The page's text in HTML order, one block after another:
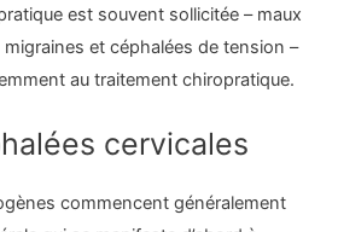
est souvent sollicitée – maux
et céphalées de tension –
au traitement chiropratique.
cervicales
commencent généralement